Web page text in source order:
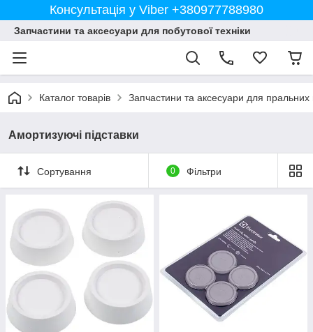
Консультація у Viber +380977788980
Запчастини та аксесуари для побутової техніки
Каталог товарів Запчастини та аксесуари для
Амортизуючі підставки
Сортування 0 Фільтри